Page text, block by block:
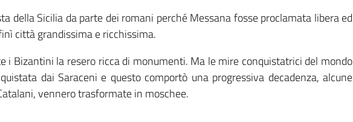
della Sicilia da parte dei romani perché Messana fosse proclamata libera ed
città grandissima e ricchissima.
i Bizantini la resero ricca di monumenti. Ma le mire conquistatrici del mondo
dai Saraceni e questo comportò una progressiva decadenza, alcune
vennero trasformate in moschee.